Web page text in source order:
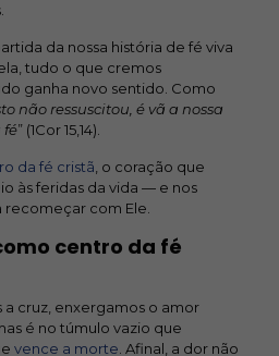
da nossa história de fé viva
tudo o que cremos
ganha novo sentido. Como
não ressuscitou, é vã a nossa
fé” (1Cor 15,14).
da fé cristã , o coração que
às feridas da vida — e nos
recomeçar com Ele.
centro da fé
cruz, enxergamos o amor
é no túmulo vazio que
vence a morte . Afinal, a dor não